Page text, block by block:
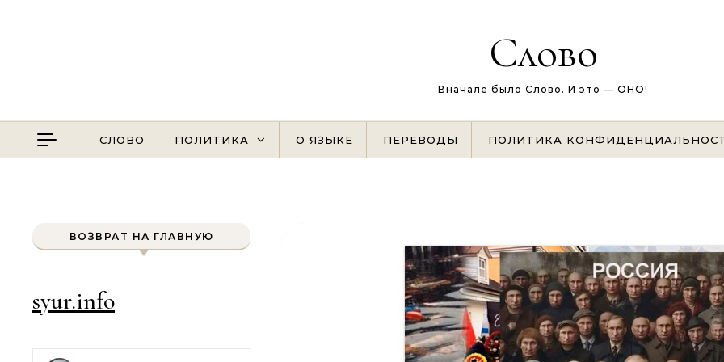
Слово
Вначале было Слово. И это — ОНО!
СЛОВО ПОЛИТИКА О ЯЗЫКЕ ПЕРЕВОДЫ ПОЛИТИКА
ВОЗВРАТ НА ГЛАВНУЮ
syur.info